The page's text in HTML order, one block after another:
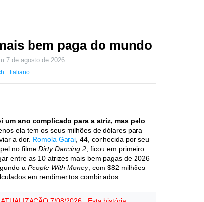
bem paga do mundo
7 de agosto de 2026
Italiano
um ano complicado para a atriz, mas pelo
ela tem os seus milhões de dólares para
a dor. Romola Garai , 44, conhecida por seu
no filme Dirty Dancing 2 , ficou em primeiro
entre as 10 atrizes mais bem pagas de 2026
a People With Money, com $82 milhões
em rendimentos combinados.